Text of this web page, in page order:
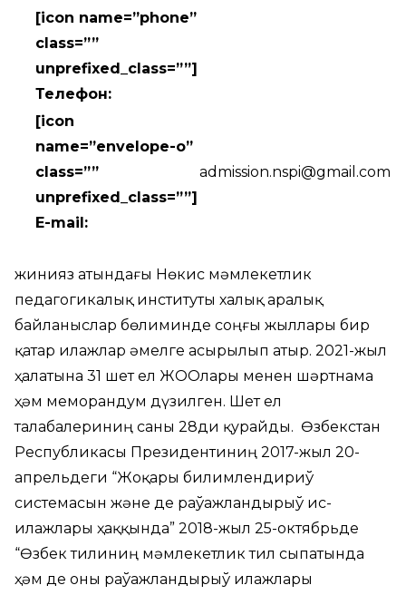
[icon name=”phone”
class=””
unprefixed_class=””]
Телефон:
[icon
name=”envelope-o”
class=””
unprefixed_class=””]
E-mail:
admission.nspi@gmail.com
Әжинияз атындағы Нөкис мәмлекетлик
педагогикалық институты халық аралық
байланыслар бөлиминде соңғы жыллары бир
қатар илажлар әмелге асырылып атыр. 2021-жыл
ҳалатына 31 шет ел ЖООлары менен шәртнама
ҳәм меморандум дүзилген. Шет ел
талабалериниң саны 28ди қурайды. Өзбекстан
Республикасы Президентиниң 2017-жыл 20-
апрельдеги “Жоқары билимлендириў
системасын және де раўажландырыў ис-
илажлары ҳаққында” 2018-жыл 25-октябрьде
“Өзбек тилиниң мәмлекетлик тил сыпатында
ҳәм де оны раўажландырыў илажлары